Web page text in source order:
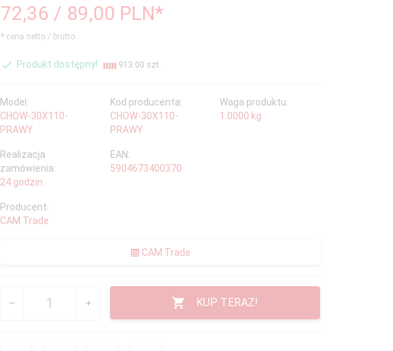
72,36 / 89,00 PLN*
* cena netto / brutto
Produkt dostępny! 913.00 szt.
Model:
CHOW-30X110-
PRAWY
Kod producenta:
CHOW-30X110-
PRAWY
Waga produktu:
1.0000 kg
Realizacja
zamówienia:
24 godzin
EAN:
5904673400370
Producent:
CAM Trade
CAM Trade
KUP TERAZ!